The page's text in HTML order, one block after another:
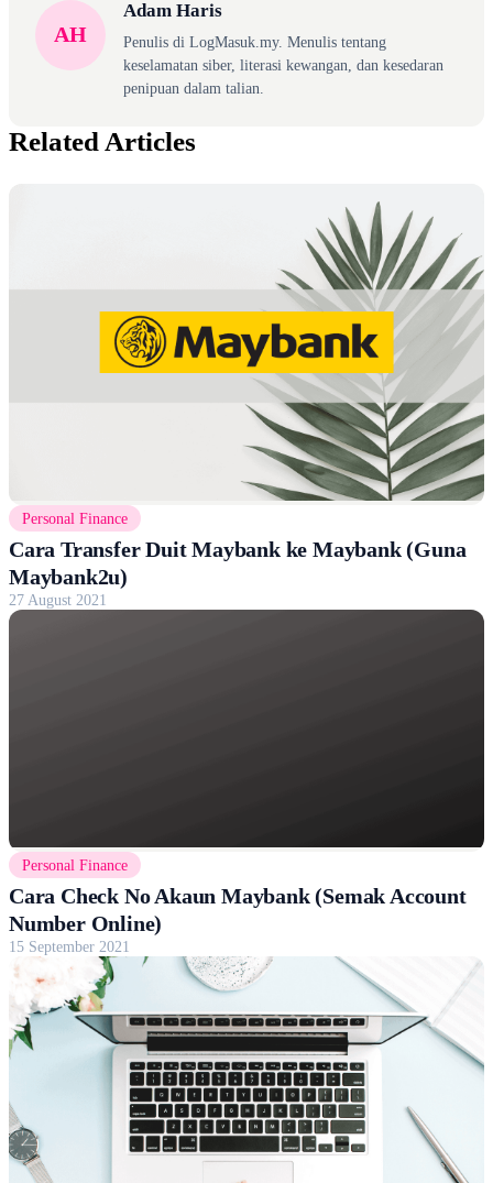
AH
Adam Haris
Penulis di LogMasuk.my. Menulis tentang
keselamatan siber, literasi kewangan, dan kesedaran
penipuan dalam talian.
Related Articles
Personal Finance
Cara Transfer Duit Maybank ke Maybank (Guna
Maybank2u)
27 August 2021
Personal Finance
Cara Check No Akaun Maybank (Semak Account
Number Online)
15 September 2021